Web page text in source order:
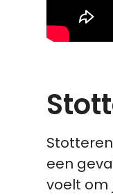
een
voelt om